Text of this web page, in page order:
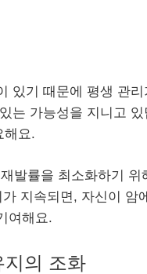
있기 때문에 평생 관
는 가능성을 지니고
해요.
발률을 최소화하기
지속되면, 자신이 암
여해요.
지의 조화